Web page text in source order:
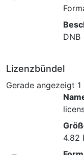
DNB
Lizenzbündel
Gerade angezeigt 1
4.82